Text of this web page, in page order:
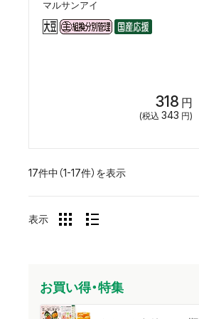
マルサンアイ
318 円
(税込 343 円)
17件中（1-17件）を表示
表示
お買い得・特集